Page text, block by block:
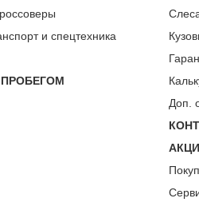
и спецтехника
Доп.